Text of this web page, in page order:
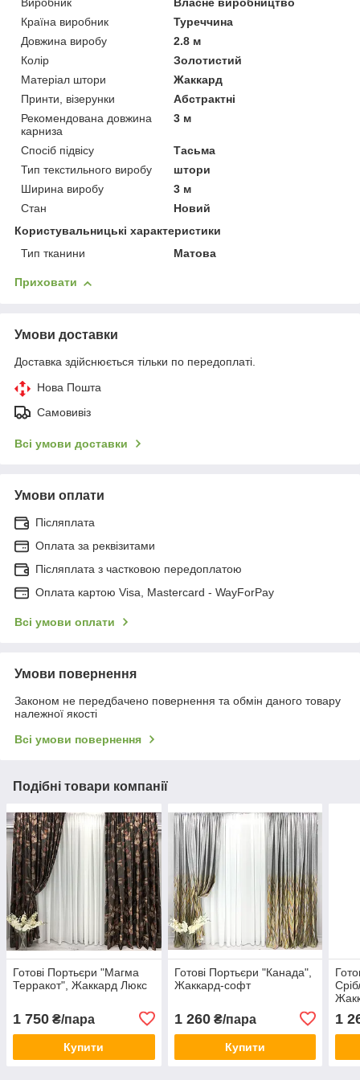
Виробник
Власне виробництво
Країна виробник
Туреччина
Довжина виробу
2.8 м
Колір
Золотистий
Матеріал штори
Жаккард
Принти, візерунки
Абстрактні
Рекомендована довжина
карниза
3 м
Спосіб підвісу
Тасьма
Тип текстильного виробу
штори
Ширина виробу
3 м
Стан
Новий
Користувальницькі характеристики
Тип тканини
Матова
Приховати
Умови доставки
Доставка здійснюється тільки по передоплаті.
Нова Пошта
Самовивіз
Всі умови доставки
Умови оплати
Післяплата
Оплата за реквізитами
Післяплата з частковою передоплатою
Оплата картою Visa, Mastercard - WayForPay
Всі умови оплати
Умови повернення
Законом не передбачено повернення та обмін даного товару
належної якості
Всі умови повернення
Подібні товари компанії
Готові Портьєри "Магма
Терракот", Жаккард Люкс
1 750 ₴/пара
Купити
Готові Портьєри "Канада",
Жаккард-софт
1 260₴/пара
Купити
1